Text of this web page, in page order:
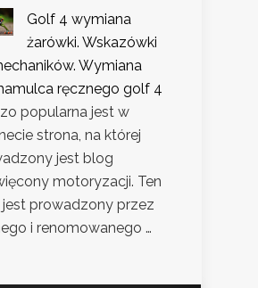
Golf 4 wymiana
żarówki. Wskazówki
Wymiana
ręcznego golf 4
popularna jest w
strona, na której
jest blog
motoryzacji. Ten
prowadzony przez
i renomowanego …